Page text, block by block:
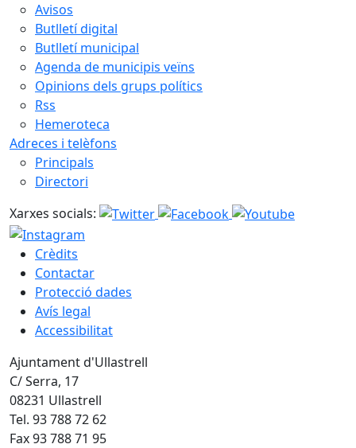
Avisos
Butlletí digital
Butlletí municipal
Agenda de municipis veïns
Opinions dels grups polítics
Rss
Hemeroteca
Adreces i telèfons
Principals
Directori
Xarxes socials:
Crèdits
Contactar
Protecció dades
Avís legal
Accessibilitat
Ajuntament d'Ullastrell
C/ Serra, 17
08231 Ullastrell
Tel. 93 788 72 62
Fax 93 788 71 95